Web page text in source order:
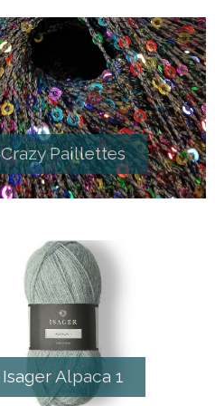
Crazy Paillettes
Isager Alpaca 1